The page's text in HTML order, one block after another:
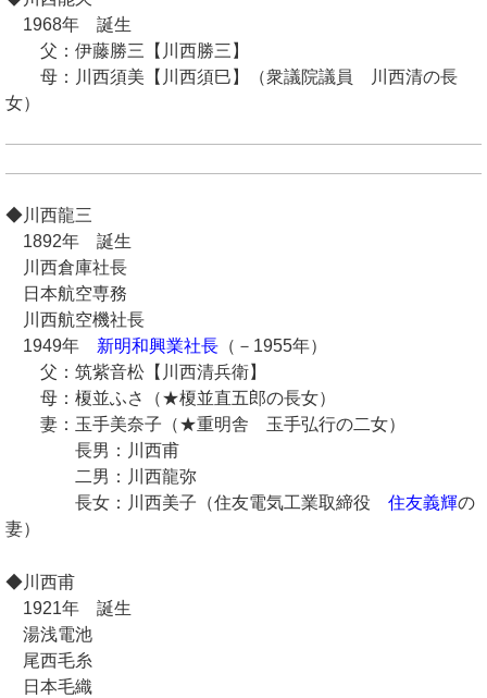
1968年 誕生
父：伊藤勝三【川西勝三】
母：川西須美【川西須巳】（衆議院議員 川西清の長
女）
◆川西龍三
1892年 誕生
川西倉庫社長
日本航空専務
川西航空機社長
1949年 新明和興業社長（－1955年）
父：筑紫音松【川西清兵衛】
母：榎並ふさ（★榎並直五郎の長女）
妻：玉手美奈子（★重明舎 玉手弘行の二女）
長男：川西甫
二男：川西龍弥
長女：川西美子（住友電気工業取締役 住友義輝の
妻）
◆川西甫
1921年 誕生
湯浅電池
尾西毛糸
日本毛織